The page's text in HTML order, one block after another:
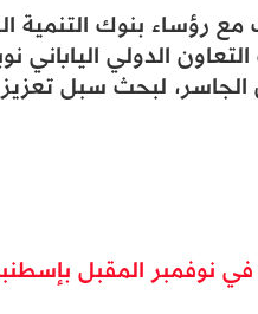
رؤساء بنوك التنمية
الدولي
لبحث سبل
نوفمبر المقبل